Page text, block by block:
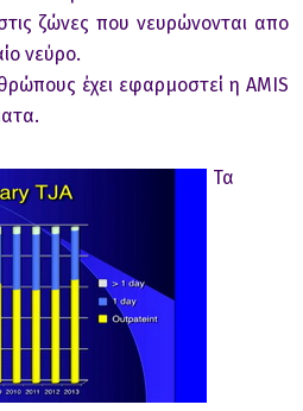
ζώνες που νευρώνονται απο
νεύρο.
έχει εφαρμοστεί η AMIS
Τα